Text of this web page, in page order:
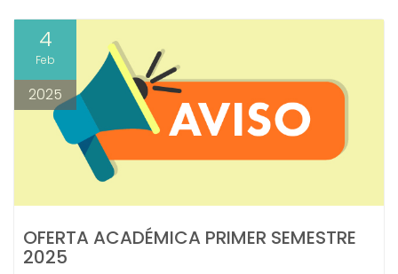
4
Feb
2025
OFERTA ACADÉMICA PRIMER SEMESTRE
2025